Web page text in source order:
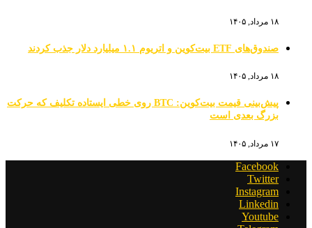
۱۸ مرداد, ۱۴۰۵
صندوق‌های ETF بیت‌کوین و اتریوم ۱.۱ میلیارد دلار جذب کردند
۱۸ مرداد, ۱۴۰۵
پیش‌بینی قیمت بیت‌کوین: BTC روی خطی ایستاده تکلیف که حرکت
بزرگ بعدی است
۱۷ مرداد, ۱۴۰۵
Facebook
Twitter
Instagram
Linkedin
Youtube